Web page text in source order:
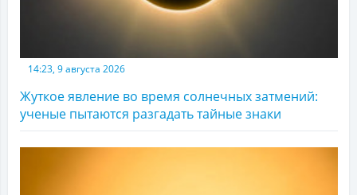
14:23, 9 августа 2026
Жуткое явление во время солнечных затмений:
ученые пытаются разгадать тайные знаки